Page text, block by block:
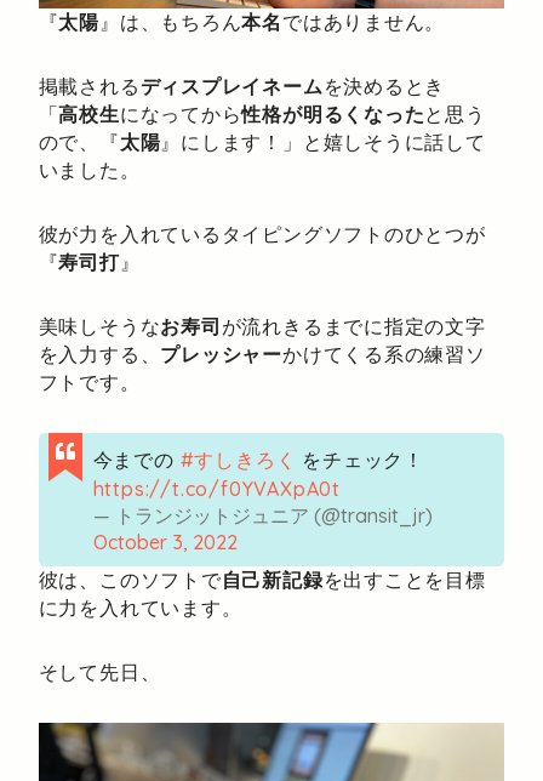
『太陽 』は、もちろん本名 ではありません。
掲載される ディスプレイネーム を決めるとき
「高校生になってから性格が明るくなったと思う
ので、『太陽 』にします！」と嬉しそうに話して
いました。
彼が力を入れているタイピングソフトのひとつが
『寿司打』
美味しそうなお寿司 が流れきるまでに指定の文字
を入力する、 プレッシャーかけてくる系の練習ソ
フトです。
今までの #すしきろく
をチェック！
https://t.co/f0YVAXpA0t
— トランジットジュニア (@transit_jr)
October 3, 2022
彼は、このソフトで自己新記録を出すことを目標
に力を入れています。
そして先日、